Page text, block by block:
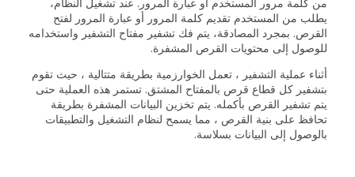
يطلب من المستخدم تقديم كلمة المرور أو عبارة المرور لفتح
القرص. بمجرد المصادقة، يتم فك تشفير مفتاح التشفير واستخدامه
للوصول إلى محتويات القرص المشفرة.
أثناء عملية التشفير ، تعمل الخوارزمية بطريقة متتالية ، حيث تقوم
بتشفير كل قطاع قرص بالمفتاح المشتق. تستمر هذه العملية حتى
يتم تشفير القرص بأكمله. يتم تخزين البيانات المشفرة بطريقة
تحافظ على بنية القرص ، مما يسمح لنظام التشغيل والتطبيقات
بالوصول إلى البيانات بسلاسة.